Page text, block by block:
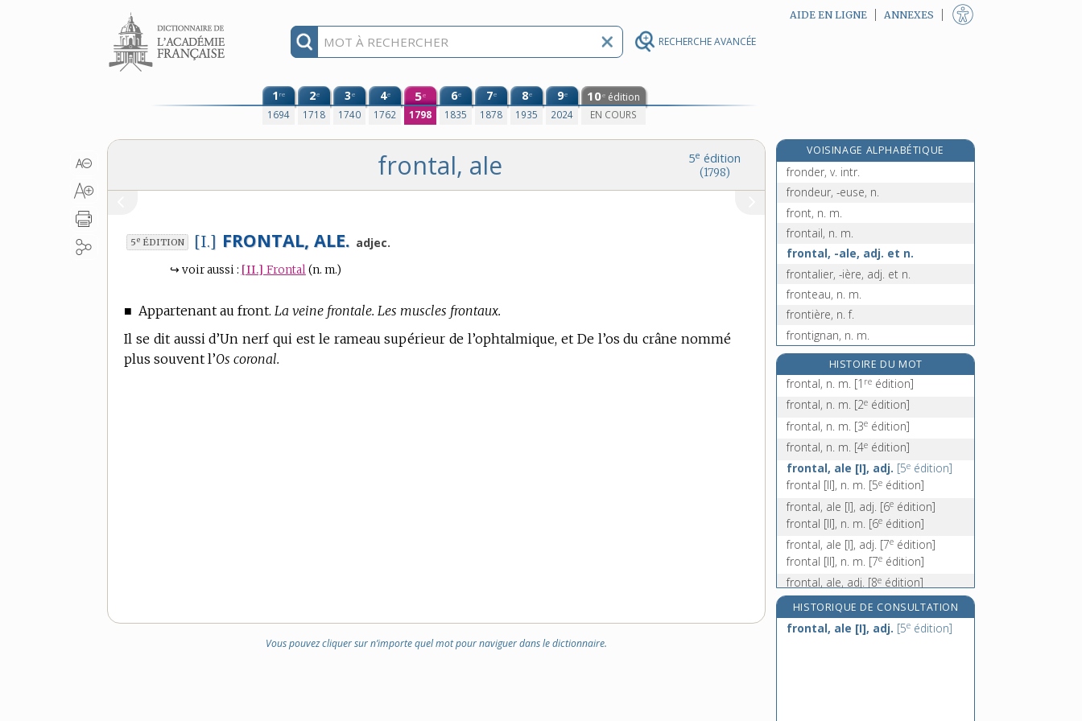
RECHERCHE AVANCÉE
Aller au contenu AIDE EN LIGNE ANNEXES
1re
1694
2e
1718
3e
1740
4e
1762
5e
1798
6e
1835
7e
1878
8e
1935
9e
2024
10e édition
EN COURS
5e édition
(1798)
frontal, ale
5e ÉDITION [I.] FRONTAL, ALE. adjec.
↪ voir aussi : [II.] Frontal(n. m.)
■ Appartenant au front. La veine frontale. Les muscles frontaux.
Il se dit aussi d’Un nerf qui est le rameau supérieur de l’ophtalmique, et De l’os du crâne nommé
plus souvent l’Os coronal.
Vous pouvez cliquer sur n’importe quel mot pour naviguer dans le dictionnaire.
VOISINAGE ALPHABÉTIQUE
fronde [II], n. f.
fronder, v. intr.
frondeur, -euse, n.
front, n. m.
frontail, n. m.
frontal, -ale, adj. et n.
frontalier, -ière, adj. et n.
fronteau, n. m.
frontière, n. f.
frontignan, n. m.
frontispice, n. m.
fronton, n. m.
frotte-manche, n. m.
HISTOIRE DU MOT
frontal, n. m. [1 re édition]
frontal, n. m. [2e édition]
frontal, n. m. [3e édition]
frontal, n. m. [4e édition]
frontal, ale [I], adj. [5e édition]
frontal [II], n. m. [5e édition]
frontal, ale [I], adj. [6e édition]
frontal [II], n. m. [6e édition]
frontal, ale [I], adj. [7e édition]
frontal [II], n. m. [7e édition]
frontal, ale, adj. [8e édition]
frontal, -ale, adj. et n.[9 e édition]
HISTORIQUE DE CONSULTATION
frontal, ale [I], adj. [5e édition]